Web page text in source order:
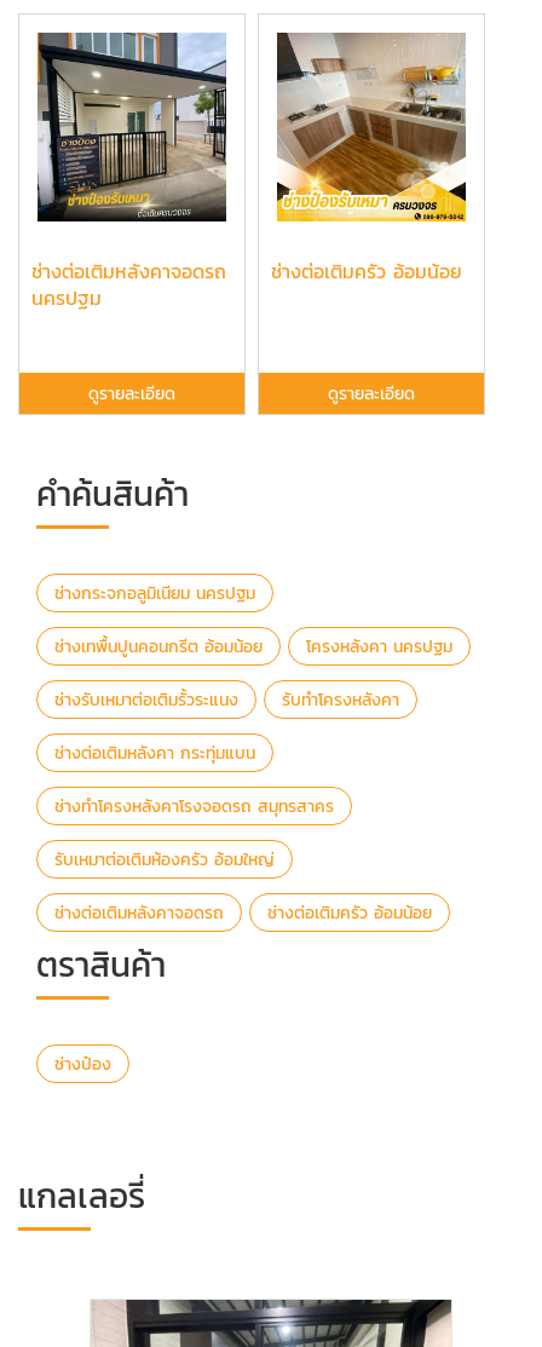
ช่างต่อเติมหลังคาจอดรถ
นครปฐม
ดูรายละเอียด
ช่างต่อเติมครัว อ้อมน้อย
ดูรายละเอียด
คำค้นสินค้า
ช่างกระจกอลูมิเนียม นครปฐม
ช่างเทพื้นปูนคอนกรีต อ้อมน้อย โครงหลังคา นครปฐม
ช่างรับเหมาต่อเติมรั้วระแนง รับทำโครงหลังคา
ช่างต่อเติมหลังคา กระทุ่มแบน
ช่างทำโครงหลังคาโรงจอดรถ สมุทรสาคร
รับเหมาต่อเติมห้องครัว อ้อมใหญ่
ช่างต่อเติมหลังคาจอดรถ ช่างต่อเติมครัว อ้อมน้อย
ตราสินค้า
ช่างป๋อง
แกลเลอรี่